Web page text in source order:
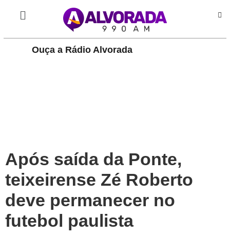
Ouça a Rádio Alvorada
Após saída da Ponte,
teixeirense Zé Roberto
deve permanecer no
futebol paulista